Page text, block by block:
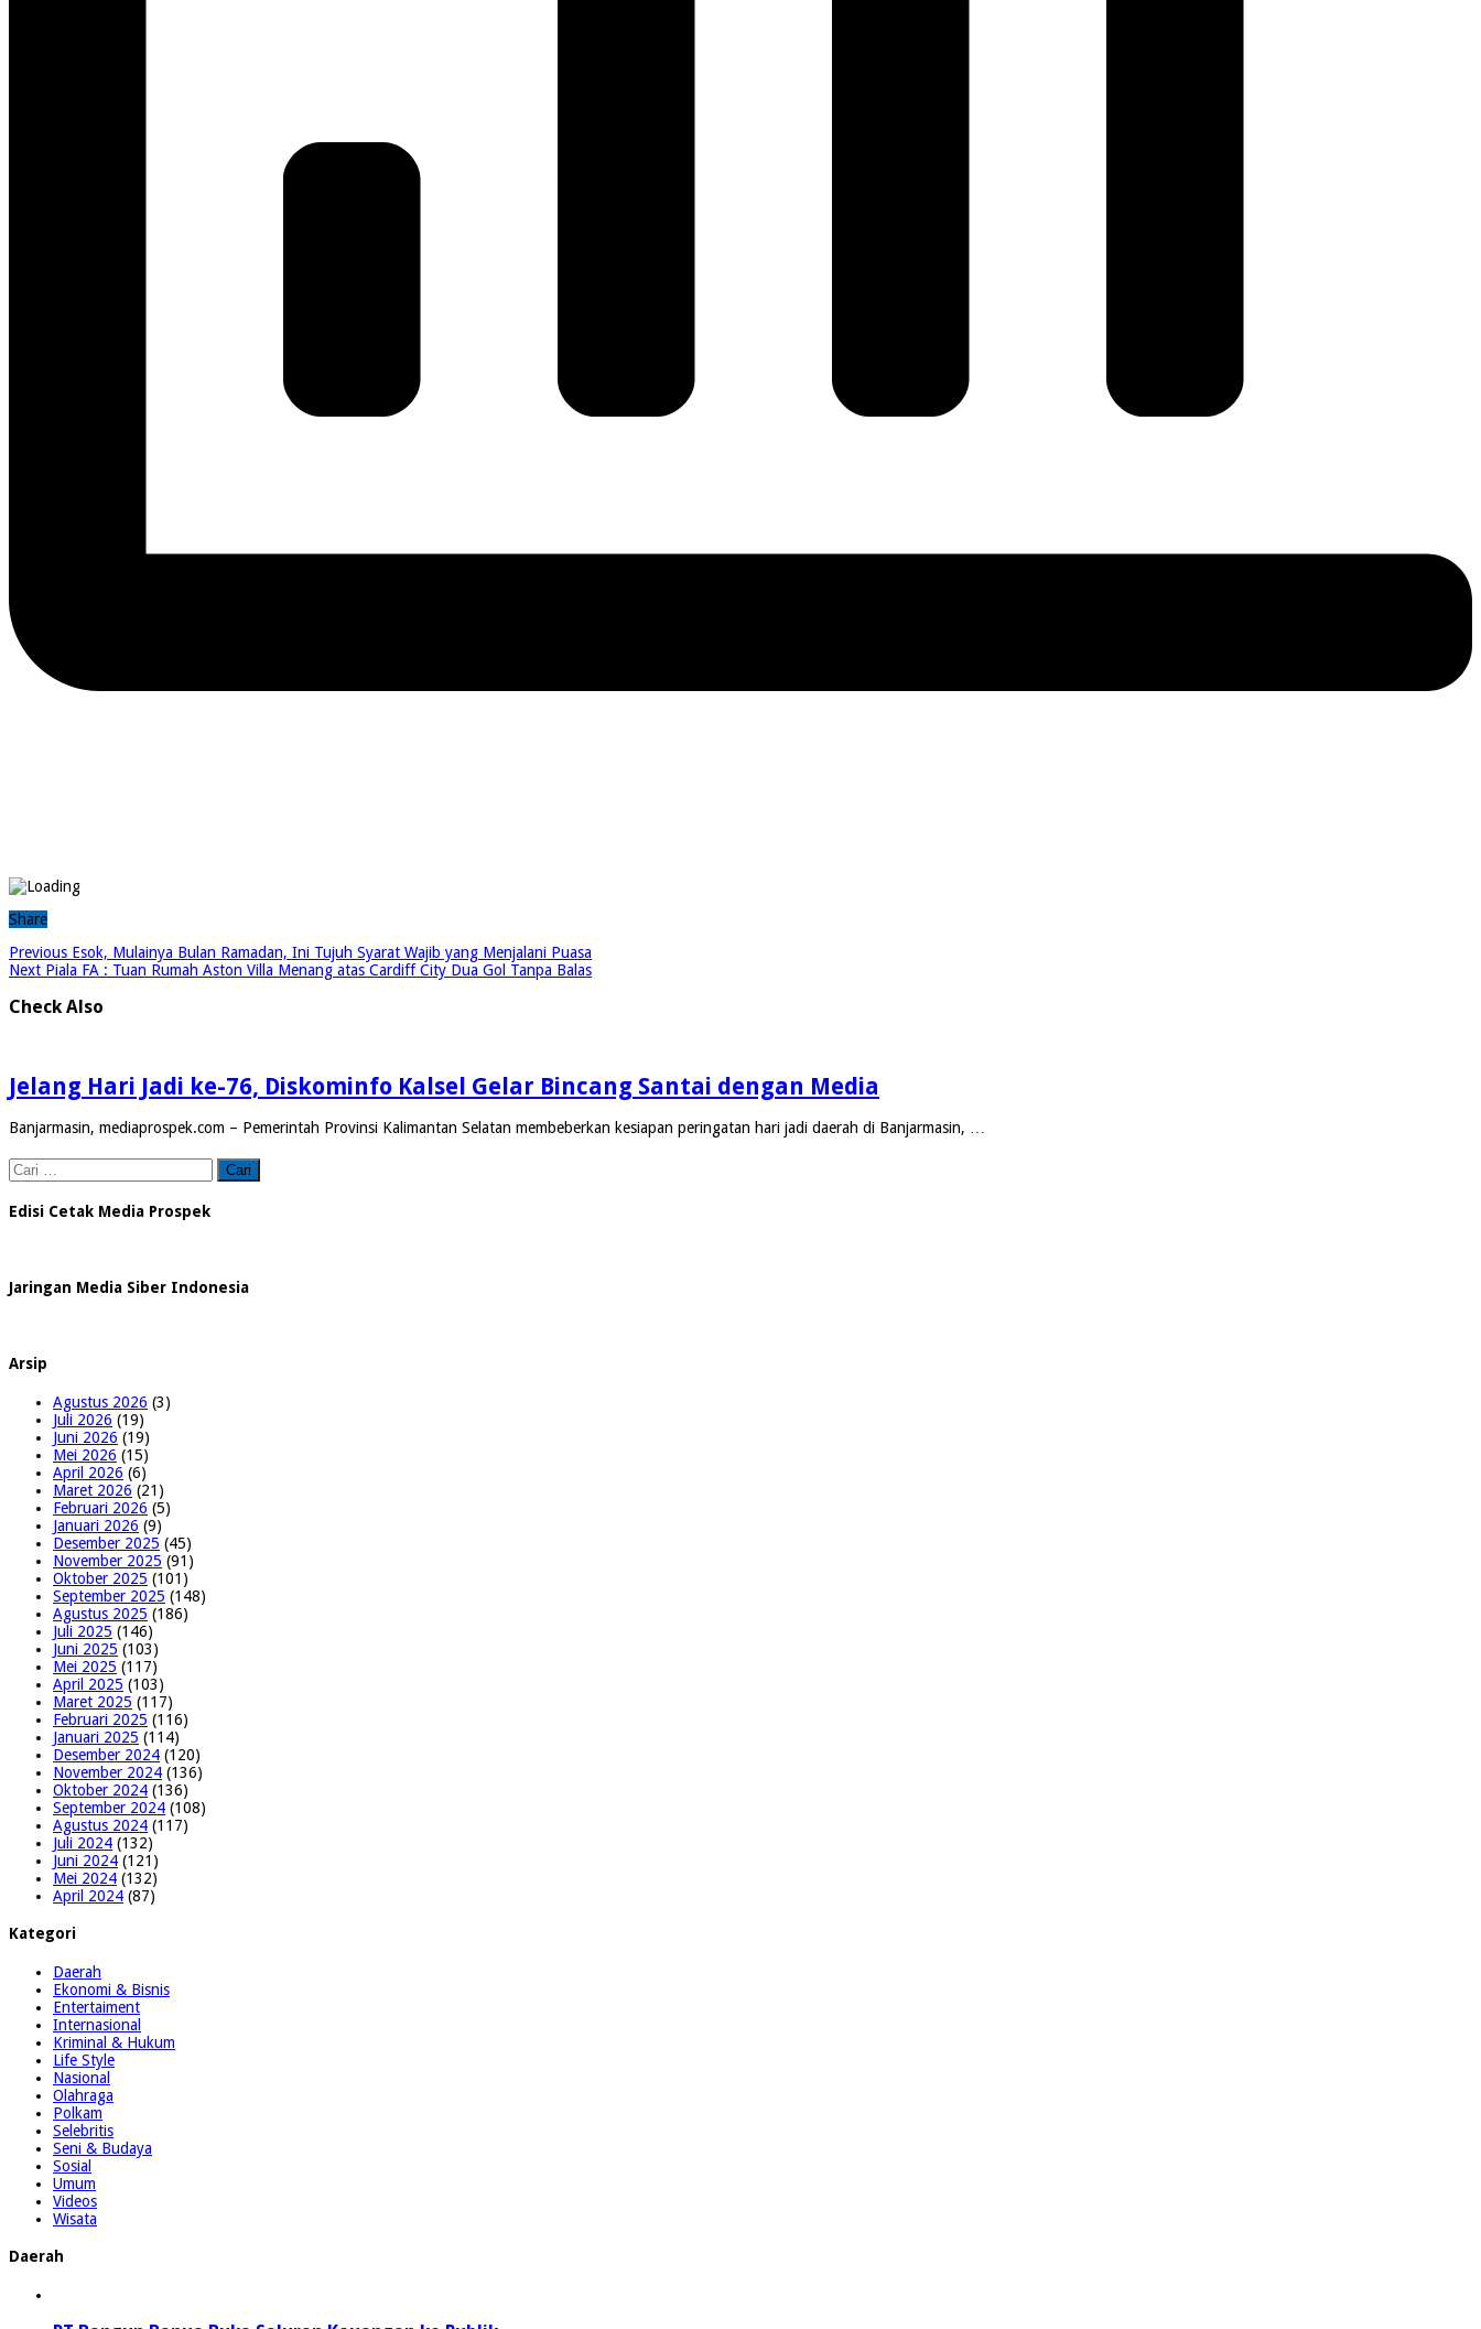
Share
Previous Esok, Mulainya Bulan Ramadan, Ini Tujuh Syarat Wajib yang Menjalani Puasa
Next Piala FA : Tuan Rumah Aston Villa Menang atas Cardiff City Dua Gol Tanpa Balas
Check Also
Jelang Hari Jadi ke-76, Diskominfo Kalsel Gelar Bincang Santai dengan Media
Banjarmasin, mediaprospek.com – Pemerintah Provinsi Kalimantan Selatan membeberkan kesiapan peringatan hari jadi daerah di Banjarmasin, …
Cari
untuk:
Edisi Cetak Media Prospek
Jaringan Media Siber Indonesia
Arsip
Agustus 2026 (3)
Juli 2026 (19)
Juni 2026 (19)
Mei 2026 (15)
April 2026 (6)
Maret 2026 (21)
Februari 2026 (5)
Januari 2026 (9)
Desember 2025 (45)
November 2025 (91)
Oktober 2025 (101)
September 2025 (148)
Agustus 2025 (186)
Juli 2025 (146)
Juni 2025 (103)
Mei 2025 (117)
April 2025 (103)
Maret 2025 (117)
Februari 2025 (116)
Januari 2025 (114)
Desember 2024 (120)
November 2024 (136)
Oktober 2024 (136)
September 2024 (108)
Agustus 2024 (117)
Juli 2024 (132)
Juni 2024 (121)
Mei 2024 (132)
April 2024 (87)
Kategori
Daerah
Ekonomi & Bisnis
Entertaiment
Internasional
Kriminal & Hukum
Life Style
Nasional
Olahraga
Polkam
Selebritis
Seni & Budaya
Sosial
Umum
Videos
Wisata
Daerah